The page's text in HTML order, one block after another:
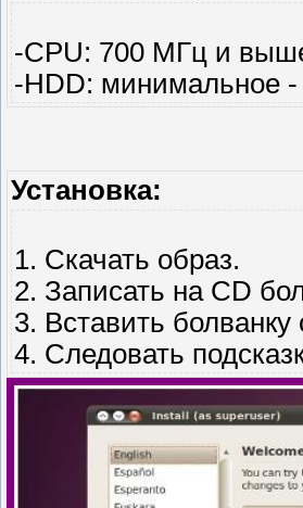
-CPU: 700 МГц и
-HDD: минимальное
Установка:
1. Скачать образ.
2. Записать на CD
3. Вставить
4. Следовать